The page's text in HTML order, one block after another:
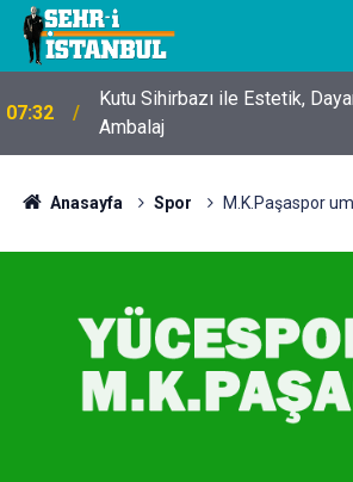
07:32
Kutu Sihirbazı ile Estetik,
Ambalaj
Anasayfa Spor M.K.Paşaspor